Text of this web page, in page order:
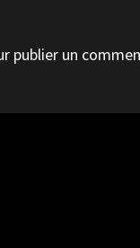
publier un